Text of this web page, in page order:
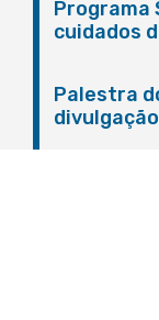
Programa
cuidados
Palestra